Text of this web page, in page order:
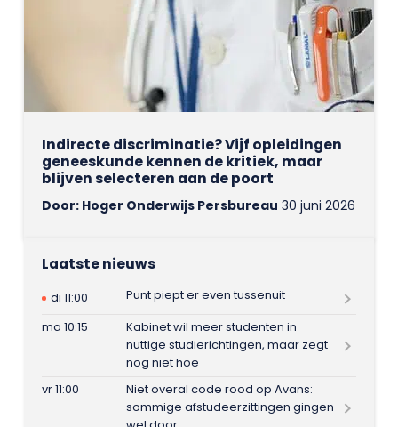
Indirecte discriminatie? Vijf opleidingen
geneeskunde kennen de kritiek, maar
blijven selecteren aan de poort
Door: Hoger Onderwijs Persbureau 30 juni 2026
Laatste nieuws
di 11:00
Punt piept er even tussenuit
ma 10:15
Kabinet wil meer studenten in
nuttige studierichtingen, maar zegt
nog niet hoe
vr 11:00
Niet overal code rood op Avans:
sommige afstudeerzittingen gingen